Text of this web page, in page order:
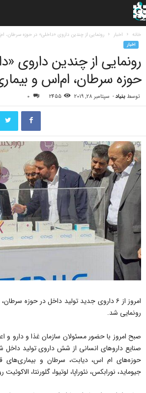
خانه اخبار رونمایی از چندین داروی «داخلی» در حوزه سرطان،
اخبار
رونمایی از چندین داروی
حوزه سرطان، ام‌اس و
توسط بنیاد- سپتامبر 28, 2019 2455
0
امروز از ۶ داروی جدید تولید داخل در حوزه
رونمایی شد.
صبح امروز با حضور مسئولان سازمان غذا و دارو و
صنایع دارو‌های انسانی از شش داروی تولید داخل
حوزه‌های ام اس، دیابت، سرطان و بیماری‌های
جیوماید، نورابکس، نئوراپا، لوتیوا، گلورنتا،